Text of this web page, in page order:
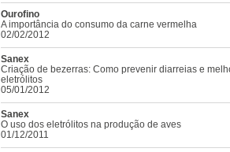
Ourofino
A importância do consumo da carne vermelha
02/02/2012
Sanex
Criação de bezerras: Como prevenir diarreias e
eletrólitos
05/01/2012
Sanex
O uso dos eletrólitos na produção de aves
01/12/2011